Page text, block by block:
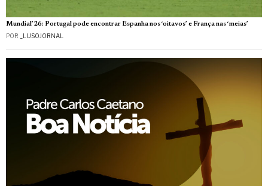
Mundial’26: Portugal pode encontrar Espanha nos ‘oitavos’ e França nas ‘meias’
POR _LUSOJORNAL